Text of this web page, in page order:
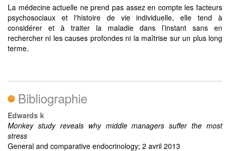
La médecine actuelle ne prend pas assez en compte les facteurs
psychosociaux et l'histoire de vie individuelle, elle tend à
considérer et à traiter la maladie dans l’instant sans en
rechercher ni les causes profondes ni la maîtrise sur un plus long
terme.
Bibliographie
Edwards k
Monkey study reveals why middle managers suffer the most
stress
General and comparative endocrinology; 2 avril 2013